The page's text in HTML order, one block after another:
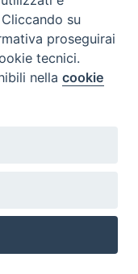
su
proseguirai
tecnici.
nellacookie